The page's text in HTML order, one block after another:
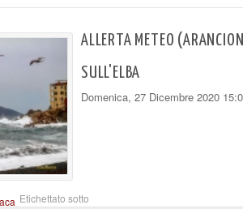
ALLERTA METEO
SULL'ELBA
Domenica, 27 Dicembre 2020
Etichettato sotto